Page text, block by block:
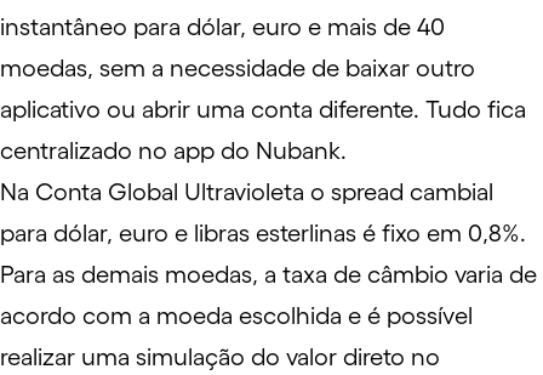
instantâneo para dólar, euro e mais de 40
moedas, sem a necessidade de baixar outro
aplicativo ou abrir uma conta diferente. Tudo fica
centralizado no app do Nubank.
Na Conta Global Ultravioleta o spread cambial
para dólar, euro e libras esterlinas é fixo em 0,8%.
Para as demais moedas, a taxa de câmbio varia de
acordo com a moeda escolhida e é possível
realizar uma simulação do valor direto no